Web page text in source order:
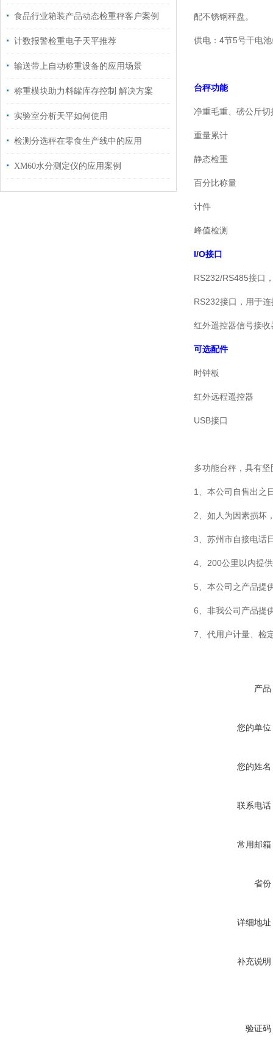
食品行业箱装产品动态检重秤客户案例
计数报警检重电子天平推荐
输送带上自动称重设备的应用场景
称重模块助力料罐库存控制 解决方案
实验室分析天平如何使用
检测分选秤在零食生产线中的应用
XM60水分测定仪的应用案例
配不锈钢秤盘。
供电：4节5号干电
台秤功能
净重毛重、磅公斤切
重量累计
静态检重
百分比称量
计件
峰值检测
I/O接口
RS232/RS485接口
RS232接口，用于
红外遥控器信号接收
可选配件
时钟板
红外远程遥控器
USB接口
多功能台秤，具有
1、本公司自售出之
2、如人为因素损坏
3、苏州市自接电话
4、200公里以内提
5、本公司之产品提
6、非我公司产品提
7、代用户计量、检
产品
您的单位
您的姓名
联系电话
常用邮箱
省份
详细地址
补充说明
验证码